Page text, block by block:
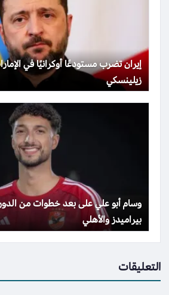
إيران تضرب مستودعًا أوكرانيًا في
زيلينسكي
وسام أبو علي على بعد خطوات من
بيراميدز والأهلي
التعليقات